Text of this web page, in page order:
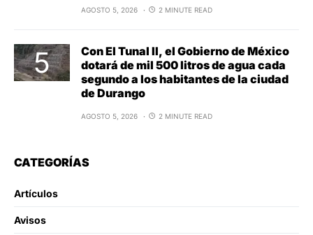
AGOSTO 5, 2026 2 MINUTE READ
Con El Tunal II, el Gobierno de México
dotará de mil 500 litros de agua cada
segundo a los habitantes de la ciudad
de Durango
AGOSTO 5, 2026 2 MINUTE READ
CATEGORÍAS
Artículos
Avisos